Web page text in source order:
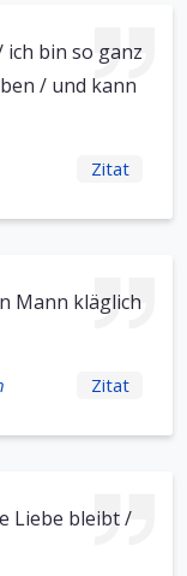
ich bin so ganz
/ und kann
Zitat
Mann kläglich
Zitat
Liebe bleibt /